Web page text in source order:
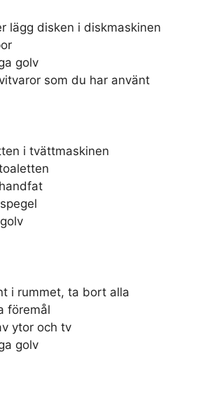
lägg disken i diskmaskinen
golv
som du har använt
i tvättmaskinen
i rummet, ta bort alla
föremål
ytor och tv
golv